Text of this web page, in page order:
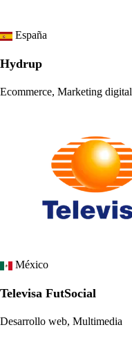
España
Hydrup
Ecommerce, Marketing digital
México
Televisa FutSocial
Desarrollo web, Multimedia